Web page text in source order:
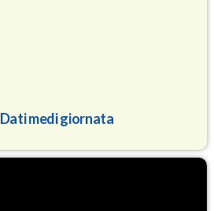
Dati medi giornata